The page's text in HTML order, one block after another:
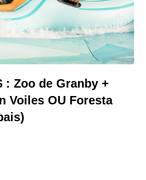
: Zoo de Granby +
Voiles OU Foresta